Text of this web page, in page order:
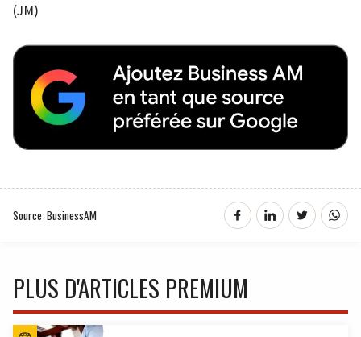
(JM)
Source: BusinessAM
PLUS D'ARTICLES PREMIUM